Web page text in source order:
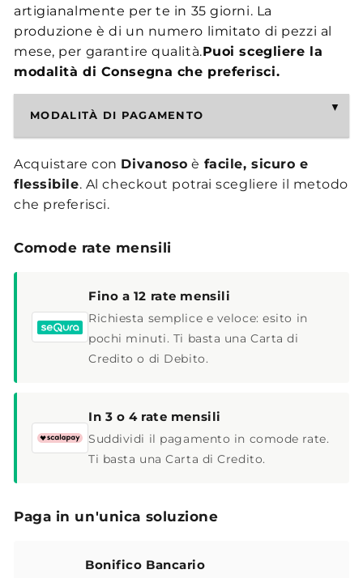
artigianalmente per te in 35 giorni. La
produzione è di un numero limitato di pezzi al
mese, per garantire qualità.Puoi scegliere la
modalità di Consegna che preferisci.
MODALITÀ DI PAGAMENTO
Acquistare con Divanoso è facile, sicuro e
flessibile. Al checkout potrai scegliere il metodo
che preferisci.
Comode rate mensili
Fino a 12 rate mensili
Richiesta semplice e veloce: esito in
pochi minuti. Ti basta una Carta di
Credito o di Debito.
In 3 o 4 rate mensili
Suddividi il pagamento in comode rate.
Ti basta una Carta di Credito.
Paga in un'unica soluzione
Bonifico Bancario